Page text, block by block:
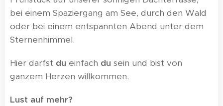
bei einem Spaziergang am See, durch den Wald
oder bei einem entspannten Abend unter dem
Sternenhimmel.
Hier darfst du einfach du sein und bist von
ganzem Herzen willkommen.
Lust auf mehr?